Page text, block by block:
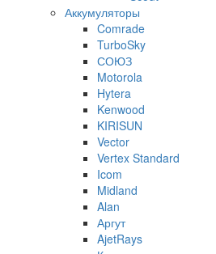
Аккумуляторы
Comrade
TurboSky
СОЮЗ
Motorola
Hytera
Kenwood
KIRISUN
Vector
Vertex Standard
Icom
Midland
Alan
Аргут
AjetRays